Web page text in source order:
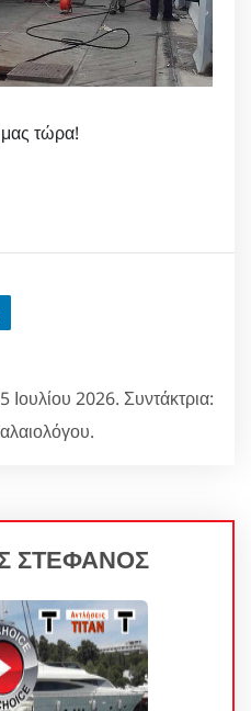
τώρα!
Ιουλίου 2026. Συντάκτρια:
ΣΤΕΦΑΝΟΣ